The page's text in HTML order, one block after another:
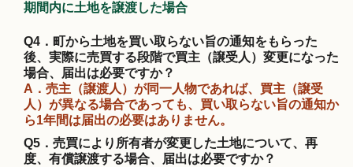
期間内に土地を譲渡した場合
Q4．町から土地を買い取らない旨の通知をもらった
後、実際に売買する段階で買主（譲受人）変更になった
場合、届出は必要ですか？
A．売主（譲渡人）が同一人物であれば、買主（譲受
人）が異なる場合であっても、買い取らない旨の通知か
ら1年間は届出の必要はありません。
Q5．売買により所有者が変更した土地について、再
度、有償譲渡する場合、届出は必要ですか？